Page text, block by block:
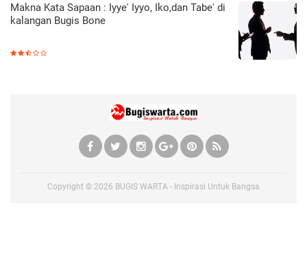
Makna Kata Sapaan : Iyye' Iyyo, Iko,dan Tabe' di
kalangan Bugis Bone
Copyright © 2026 BUGIS WARTA - Inspirasi Untuk Bangsa